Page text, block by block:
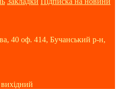
40 оф. 414, Бучанський р-н,